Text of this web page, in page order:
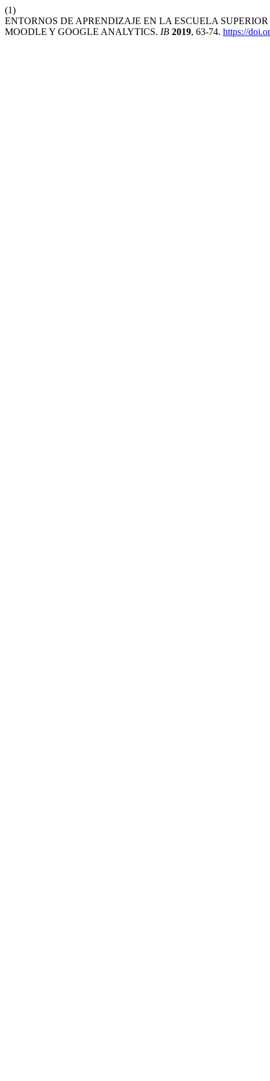
(1)
ENTORNOS DE APRENDIZAJE EN LA ESCUELA
MOODLE Y GOOGLE ANALYTICS. IB 2019, 63-74. https://